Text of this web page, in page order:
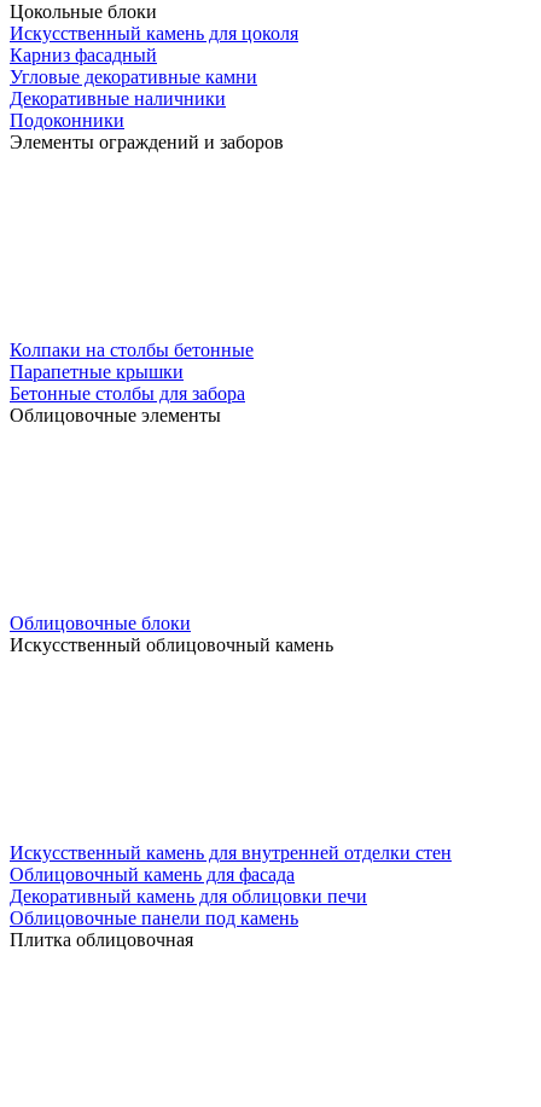
Цокольные блоки
Искусственный камень для цоколя
Карниз фасадный
Угловые декоративные камни
Декоративные наличники
Подоконники
Элементы ограждений и заборов
Колпаки на столбы бетонные
Парапетные крышки
Бетонные столбы для забора
Облицовочные элементы
Облицовочные блоки
Искусственный облицовочный камень
Искусственный камень для внутренней отделки стен
Облицовочный камень для фасада
Декоративный камень для облицовки печи
Облицовочные панели под камень
Плитка облицовочная